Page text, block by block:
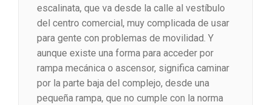
escalinata, que va desde la calle al vestíbulo
del centro comercial, muy complicada de usar
para gente con problemas de movilidad. Y
aunque existe una forma para acceder por
rampa mecánica o ascensor, significa caminar
por la parte baja del complejo, desde una
pequeña rampa, que no cumple con la norma